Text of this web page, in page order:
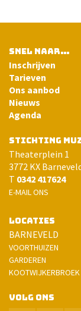
STICHTING
Theaterplein 1
3772 KX
T 0342 417624
E-MAIL ONS
LOCATIES
BARNEVELD
VOORTHUIZEN
GARDEREN
KOOTWIJKERBROEK
VOLG ONS
SNEL NAAR…
Inschrijven
Tarieven
Ons aanbod
Nieuws
Agenda